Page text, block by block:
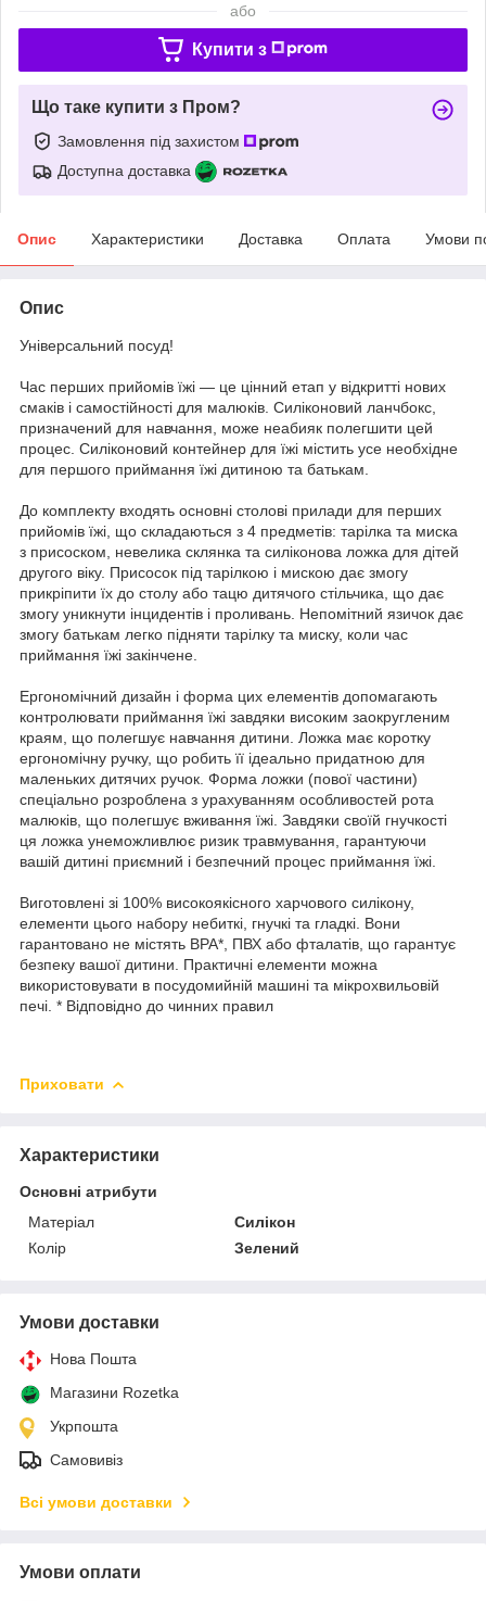
або
Купити з
Що таке купити з Пром?
Замовлення під захистом
Доступна доставка
Опис Характеристики Доставка Оплата Умови
Опис
Універсальний посуд!
Час перших прийомів їжі — це цінний етап у відкритті нових
смаків і самостійності для малюків. Силіконовий ланчбокс,
призначений для навчання, може неабияк полегшити цей
процес. Силіконовий контейнер для їжі містить усе необхідне
для першого приймання їжі дитиною та батькам.
До комплекту входять основні столові прилади для перших
прийомів їжі, що складаються з 4 предметів: тарілка та миска
з присоском, невелика склянка та силіконова ложка для дітей
другого віку. Присосок під тарілкою і мискою дає змогу
прикріпити їх до столу або тацю дитячого стільчика, що дає
змогу уникнути інцидентів і проливань. Непомітний язичок дає
змогу батькам легко підняти тарілку та миску, коли час
приймання їжі закінчене.
Ергономічний дизайн і форма цих елементів допомагають
контролювати приймання їжі завдяки високим заокругленим
краям, що полегшує навчання дитини. Ложка має коротку
ергономічну ручку, що робить її ідеально придатною для
маленьких дитячих ручок. Форма ложки (пової частини)
спеціально розроблена з урахуванням особливостей рота
малюків, що полегшує вживання їжі. Завдяки своїй гнучкості
ця ложка унеможливлює ризик травмування, гарантуючи
вашій дитині приємний і безпечний процес приймання їжі.
Виготовлені зі 100% високоякісного харчового силікону,
елементи цього набору небиткі, гнучкі та гладкі. Вони
гарантовано не містять BPA*, ПВХ або фталатів, що гарантує
безпеку вашої дитини. Практичні елементи можна
використовувати в посудомийній машині та мікрохвильовій
печі. * Відповідно до чинних правил
Приховати
Характеристики
Основні атрибути
Матеріал
Силікон
Колір
Зелений
Умови доставки
Нова Пошта
Магазини Rozetka
Укрпошта
Самовивіз
Всі умови доставки
Умови оплати